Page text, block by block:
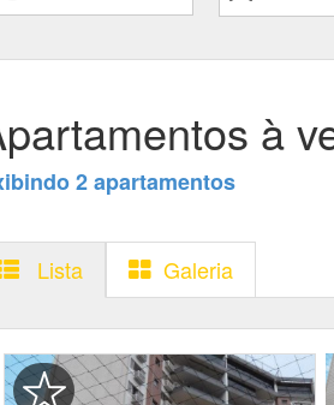
à
2 apartamentos
Lista Galeria